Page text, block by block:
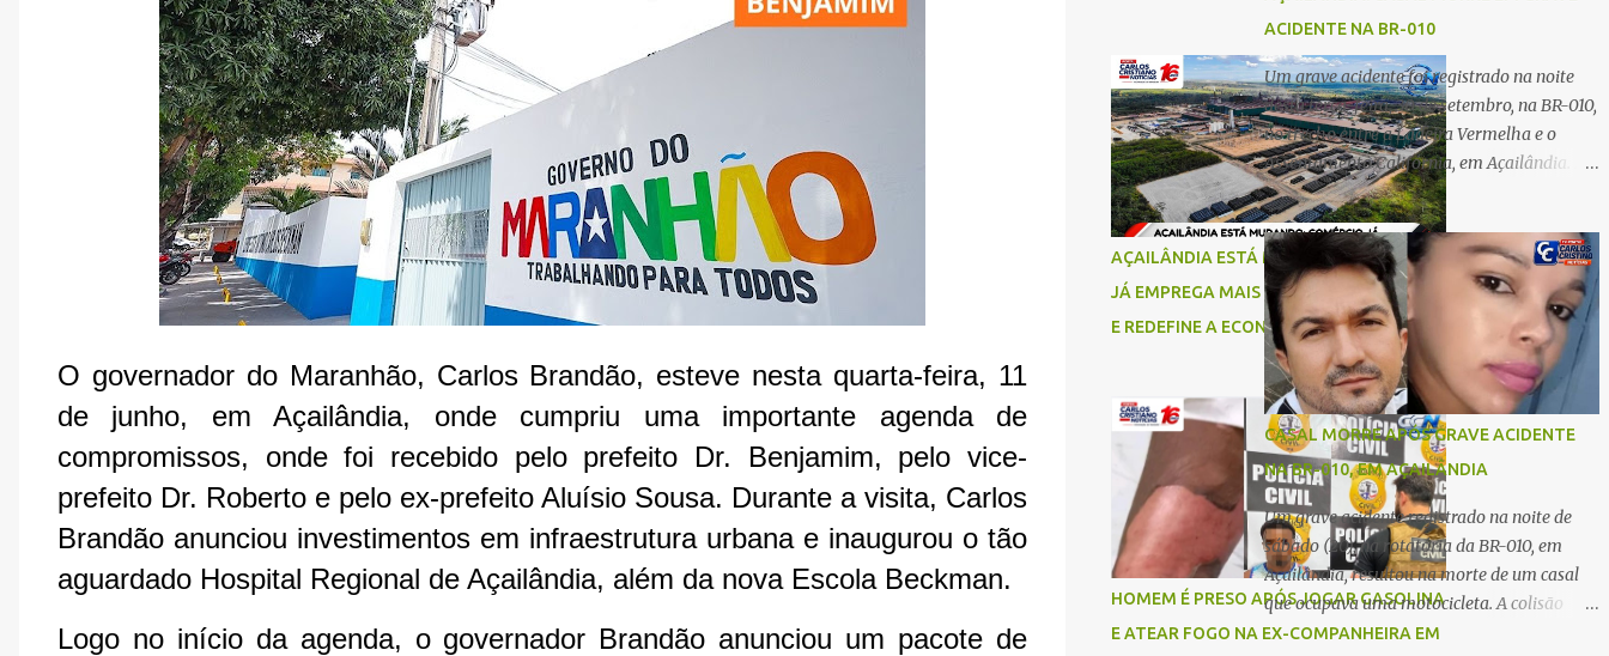
O governador do Maranhão, Carlos Brandão, esteve nesta quarta-feira, 11
de junho, em Açailândia, onde cumpriu uma importante agenda de
compromissos, onde foi recebido pelo prefeito Dr. Benjamim, pelo vice-
prefeito Dr. Roberto e pelo ex-prefeito Aluísio Sousa. Durante a visita, Carlos
Brandão anunciou investimentos em infraestrutura urbana e inaugurou o tão
aguardado Hospital Regional de Açailândia, além da nova Escola Beckman.
Logo no início da agenda, o governador Brandão anunciou um pacote de
AÇAILÂNDIA ESTÁ MUDANDO: COMÉRCIO
JÁ EMPREGA MAIS DO QUE A INDÚSTRIA
E REDEFINE A ECONOMIA DO MUNICÍPIO
HOMEM É PRESO APÓS JOGAR GASOLINA
E ATEAR FOGO NA EX-COMPANHEIRA EM
também estava presente, mas permaneceu
tranquila durante todo o evento. O ataque
aconteceu quando Karine retornava para
casa, por volta das 5h40 da manhã.
“Quando cheguei, ele estava escondido.
Assim que me viu, entrou no carro e
começou a me atacar com uma faca,
atingindo também o rapaz que estava
comigo”, relatou. Após a agressão, Karine
recebeu atendimento médico e passa bem,
estando fora de perigo. A jovem também
registrou boletim de ocorrência contra o ex-
companheiro. Mesm...
ACIDENTE NA BR-010
Um grave acidente foi registrado na noite
desta terça-feira, 30 de setembro, na BR-010,
no trecho entre a Ladeira Vermelha e o
Assentamento Califórnia, em Açailândia. De
acordo com informações apuradas, as
vítimas eram um casal residente em
Imperatriz. Eles haviam vindo até o bairro
Plano da Serra, em Açailândia, para visitar
familiares e estavam a caminho de casa
quando ocorreu a tragédia. O acidente
envolveu uma motocicleta e um caminhão
caçamba. Com o impacto da colisão, o casal
não resistiu aos ferimentos e veio a óbito
ainda no local. As vítimas foram
identificadas como Carmem Rejane e
Ronaldo de Jesus. Equipes de socorro foram
acionadas, mas nada puderam fazer além
de constatar os óbitos. A Polícia Rodoviária
Federal (PRF) esteve no local para controlar
o tráfego e coletar informações que devem
CASAL MORRE APÓS GRAVE ACIDENTE
NA BR-010, EM AÇAILÂNDIA
Um grave acidente registrado na noite de
sábado (20), na rotatória da BR-010, em
Açailândia, resultou na morte de um casal
que ocupava uma motocicleta. A colisão
envolveu uma moto e um carro. De acordo